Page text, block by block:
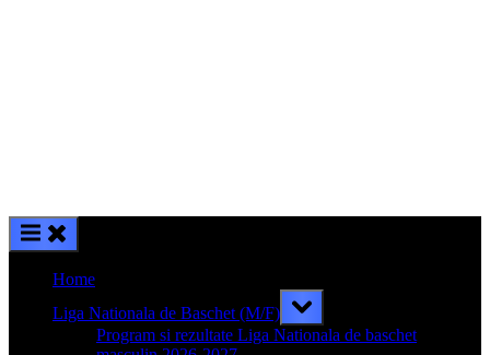
Home
Liga Nationala de Baschet (M/F)
Toggle
sub-
menu
Program si rezultate Liga Nationala de baschet